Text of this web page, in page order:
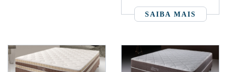
SAIBA MAIS